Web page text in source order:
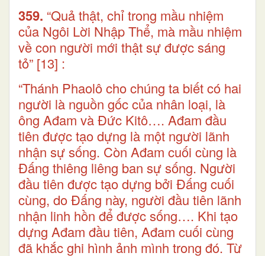
359. “Quả thật, chỉ trong mầu nhiệm
của Ngôi Lời Nhập Thể, mà mầu nhiệm
về con người mới thật sự được sáng
tỏ” [13] :
“Thánh Phaolô cho chúng ta biết có hai
người là nguồn gốc của nhân loại, là
ông Ađam và Đức Kitô…. Ađam đầu
tiên được tạo dựng là một người lãnh
nhận sự sống. Còn Ađam cuối cùng là
Đấng thiêng liêng ban sự sống. Người
đầu tiên được tạo dựng bởi Đấng cuối
cùng, do Đấng này, người đầu tiên lãnh
nhận linh hồn để được sống…. Khi tạo
dựng Ađam đầu tiên, Ađam cuối cùng
đã khắc ghi hình ảnh mình trong đó. Từ